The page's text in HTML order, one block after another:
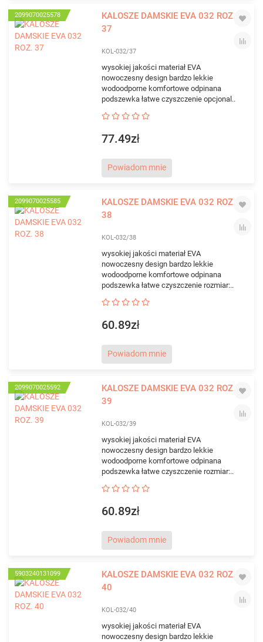
2099070025578
KALOSZE DAMSKIE EVA 032 ROZ.
37
KOL-032/37
wysokiej jakości materiał EVA
nowoczesny design bardzo lekkie
wodoodporne komfortowe odpinana
podszewka łatwe czyszczenie opcjonal..
77.49zł
Powiadom mnie
2099070025585
KALOSZE DAMSKIE EVA 032 ROZ.
38
KOL-032/38
wysokiej jakości materiał EVA
nowoczesny design bardzo lekkie
wodoodporne komfortowe odpinana
podszewka łatwe czyszczenie rozmiar:..
60.89zł
Powiadom mnie
2099070025592
KALOSZE DAMSKIE EVA 032 ROZ.
39
KOL-032/39
wysokiej jakości materiał EVA
nowoczesny design bardzo lekkie
wodoodporne komfortowe odpinana
podszewka łatwe czyszczenie rozmiar:..
60.89zł
Powiadom mnie
5903240131099
KALOSZE DAMSKIE EVA 032 ROZ.
40
KOL-032/40
wysokiej jakości materiał EVA
nowoczesny design bardzo lekkie